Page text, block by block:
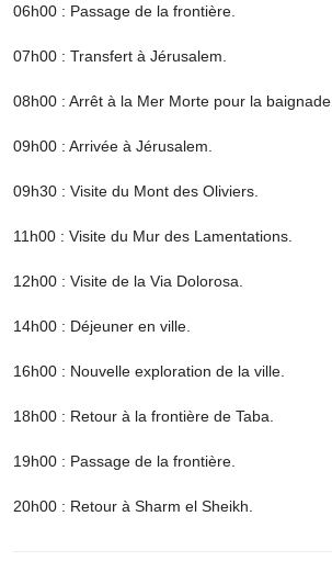
06h00 : Passage de la frontière.
07h00 : Transfert à Jérusalem.
08h00 : Arrêt à la Mer Morte pour la baignade.
09h00 : Arrivée à Jérusalem.
09h30 : Visite du Mont des Oliviers.
11h00 : Visite du Mur des Lamentations.
12h00 : Visite de la Via Dolorosa.
14h00 : Déjeuner en ville.
16h00 : Nouvelle exploration de la ville.
18h00 : Retour à la frontière de Taba.
19h00 : Passage de la frontière.
20h00 : Retour à Sharm el Sheikh.